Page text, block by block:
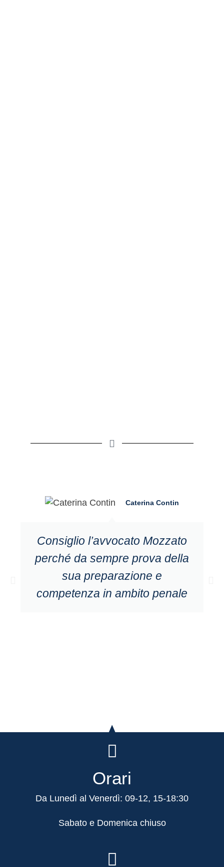
Consiglio l’avvocato Mozzato
perché da sempre prova della
sua preparazione e
competenza in ambito penale
Caterina Contin
Orari
Da Lunedì al Venerdì: 09-12, 15-18:30
Sabato e Domenica chiuso